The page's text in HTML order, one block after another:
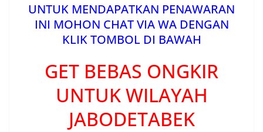
UNTUK MENDAPATKAN PENAWARAN
INI MOHON CHAT VIA WA DENGAN
KLIK TOMBOL DI BAWAH
GET BEBAS ONGKIR
UNTUK WILAYAH
JABODETABEK